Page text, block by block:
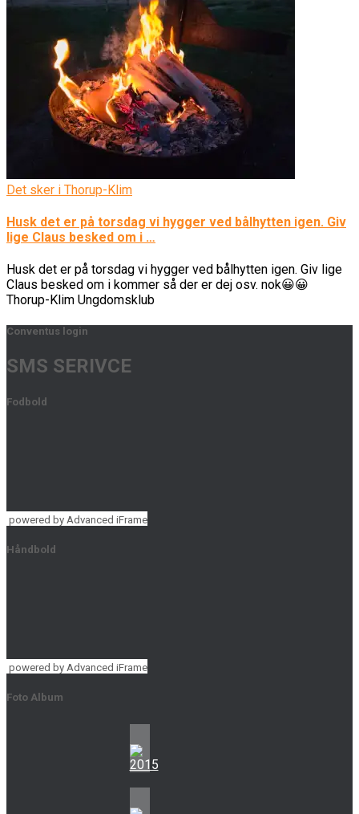
Det sker i Thorup-Klim
Husk det er på torsdag vi hygger ved bålhytten igen. Giv
lige Claus besked om i …
Husk det er på torsdag vi hygger ved bålhytten igen. Giv lige
Claus besked om i kommer så der er dej osv. nok😀😀
Thorup-Klim Ungdomsklub
Conventus login
SMS SERIVCE
Fodbold
powered by Advanced iFrame
Håndbold
powered by Advanced iFrame
Foto Album